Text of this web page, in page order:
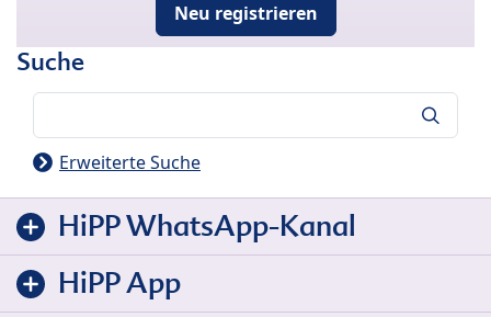
Neu registrieren
Suche
Erweiterte Suche
HiPP WhatsApp-Kanal
HiPP App